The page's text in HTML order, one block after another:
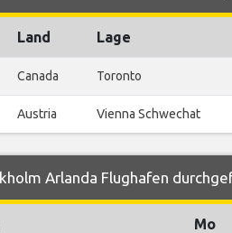
Land Lage
Canada Toronto
Austria Vienna Schwechat
Arlanda Flughafen
Mo